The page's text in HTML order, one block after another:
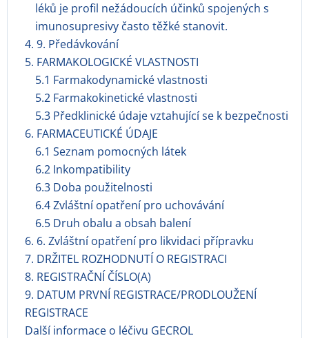
léků je profil nežádoucích účinků spojených s
imunosupresivy často těžké stanovit.
4. 9. Předávkování
5. FARMAKOLOGICKÉ VLASTNOSTI
5.1 Farmakodynamické vlastnosti
5.2 Farmakokinetické vlastnosti
5.3 Předklinické údaje vztahující se k bezpečnosti
6. FARMACEUTICKÉ ÚDAJE
6.1 Seznam pomocných látek
6.2 Inkompatibility
6.3 Doba použitelnosti
6.4 Zvláštní opatření pro uchovávání
6.5 Druh obalu a obsah balení
6. 6. Zvláštní opatření pro likvidaci přípravku
7. DRŽITEL ROZHODNUTÍ O REGISTRACI
8. REGISTRAČNÍ ČÍSLO(A)
9. DATUM PRVNÍ REGISTRACE/PRODLOUŽENÍ
REGISTRACE
Další informace o léčivu GECROL